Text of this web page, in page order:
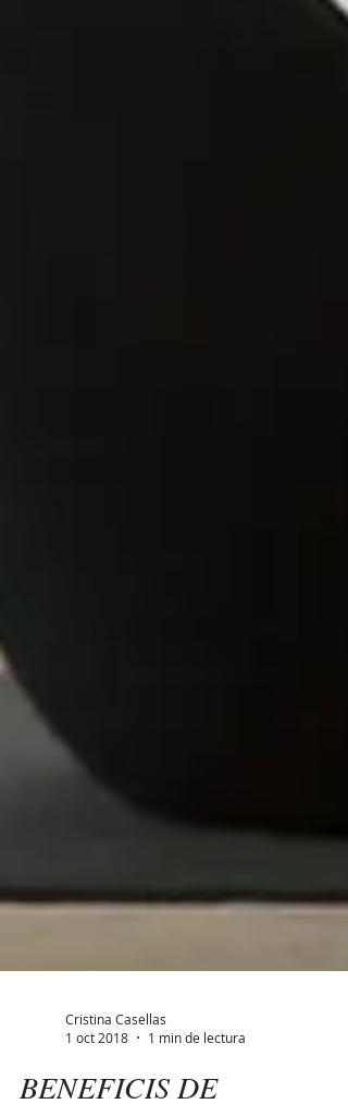
1 oct 2018
1 min de lectura